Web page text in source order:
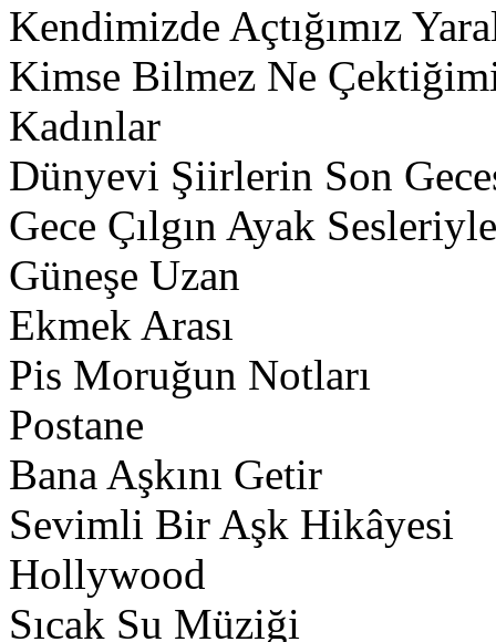
Kendimizde Açtığımız
Kimse Bilmez Ne
Kadınlar
Dünyevi Şiirlerin Son
Gece Çılgın Ayak
Güneşe Uzan
Ekmek Arası
Pis Moruğun Notları
Postane
Bana Aşkını Getir
Sevimli Bir Aşk Hikâyesi
Hollywood
Sıcak Su Müziği